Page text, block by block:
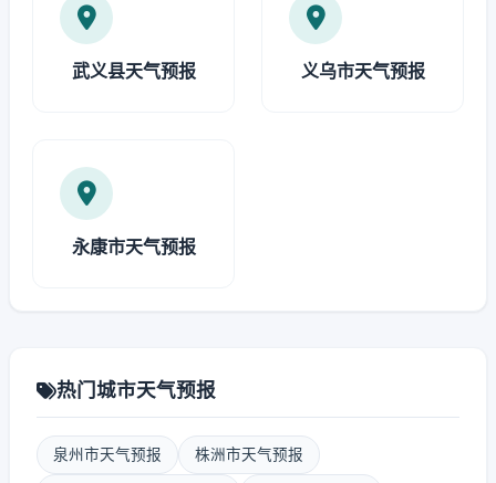
武义县天气预报 义乌市天气预报
永康市天气预报
热门城市天气预报
泉州市天气预报 株洲市天气预报